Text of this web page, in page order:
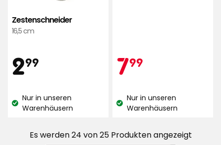
Zestenschneider
16,5 cm
Preis
299
€
Lagerbestand:
Nur in unseren
Warenhäusern
799
€
Lagerbestand:
Nur in unseren
Warenhäusern
Es werden 24 von 25 Produkten angezeigt